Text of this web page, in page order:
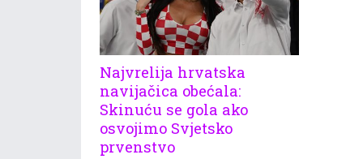
Najvrelija hrvatska
navijačica obećala:
Skinuću se gola ako
osvojimo Svjetsko
prvenstvo